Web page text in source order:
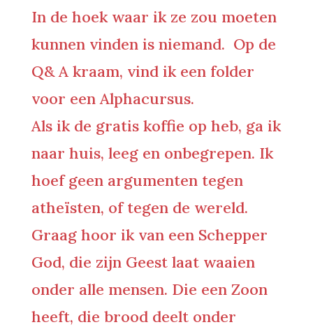
In de hoek waar ik ze zou moeten
kunnen vinden is niemand. Op de
Q& A kraam, vind ik een folder
voor een Alphacursus.
Als ik de gratis koffie op heb, ga ik
naar huis, leeg en onbegrepen. Ik
hoef geen argumenten tegen
atheïsten, of tegen de wereld.
Graag hoor ik van een Schepper
God, die zijn Geest laat waaien
onder alle mensen. Die een Zoon
heeft, die brood deelt onder